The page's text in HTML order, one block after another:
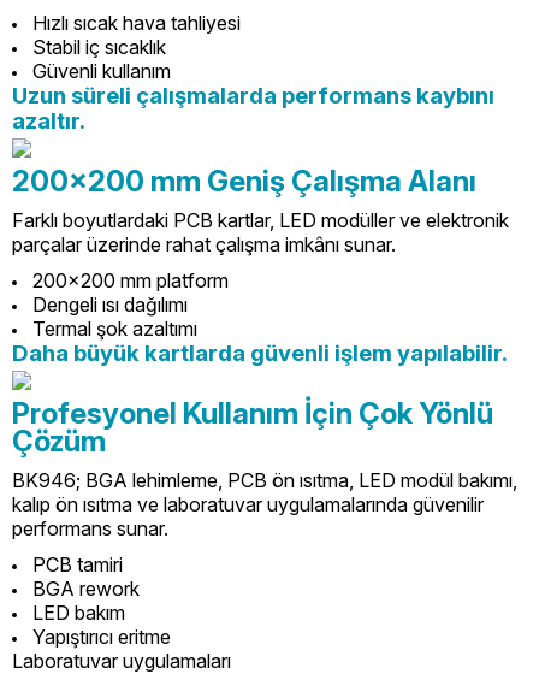
Hızlı sıcak hava tahliyesi
Stabil iç sıcaklık
Güvenli kullanım
Uzun süreli çalışmalarda performans kaybını
azaltır.
200x200 mm Geniş Çalışma Alanı
Farklı boyutlardaki PCB kartlar, LED modüller ve elektronik
parçalar üzerinde rahat çalışma imkânı sunar.
200x200 mm platform
Dengeli ısı dağılımı
Termal şok azaltımı
Daha büyük kartlarda güvenli işlem yapılabilir.
Profesyonel Kullanım İçin Çok Yönlü
Çözüm
BK946; BGA lehimleme, PCB ön ısıtma, LED modül bakımı,
kalıp ön ısıtma ve laboratuvar uygulamalarında güvenilir
performans sunar.
PCB tamiri
BGA rework
LED bakım
Yapıştırıcı eritme
Laboratuvar uygulamaları